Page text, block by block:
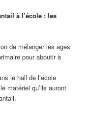
à l’école : les
de mélanger les ages
pour aboutir à
le hall de l’école
matériel qu’ils auront